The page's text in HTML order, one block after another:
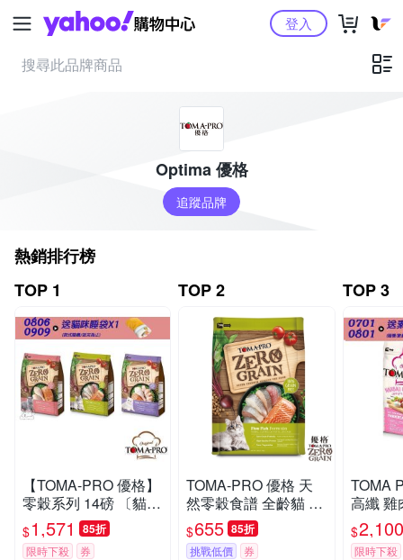
Yahoo購物中心登入
Optima 優格
追蹤品牌
熱銷排行榜
TOP 1
【TOMA-PRO 優格】
零穀系列 14磅 〔貓飼
料 貓糧 5種魚 鮭魚 體
重管理〕
$1,571 85折
限時下殺 券
TOP 2
TOMA-PRO 優格 天
然零穀食譜 全齡貓 化
毛配方(5種魚)5.5磅
$655 85折
挑戰低價 券
TOP 3
TOMA
高纖 雞
飼料
$2,100
限時下殺